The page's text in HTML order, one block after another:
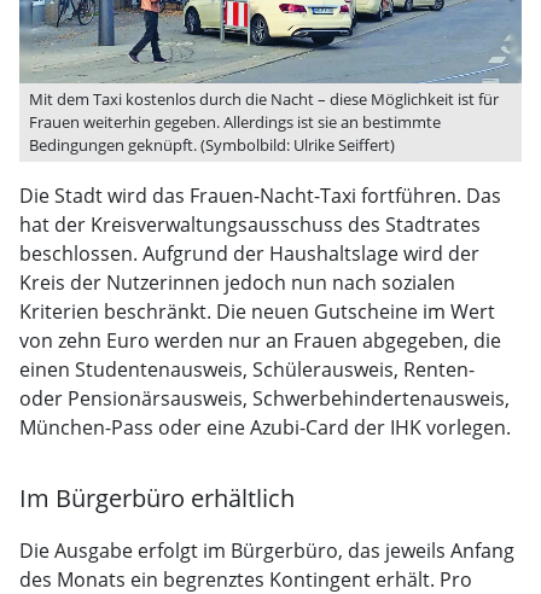
Mit dem Taxi kostenlos durch die Nacht – diese Möglichkeit ist für
Frauen weiterhin gegeben. Allerdings ist sie an bestimmte
Bedingungen geknüpft. (Symbolbild: Ulrike Seiffert)
Die Stadt wird das Frauen-Nacht-Taxi fortführen. Das
hat der Kreisverwaltungsausschuss des Stadtrates
beschlossen. Aufgrund der Haushaltslage wird der
Kreis der Nutzerinnen jedoch nun nach sozialen
Kriterien beschränkt. Die neuen Gutscheine im Wert
von zehn Euro werden nur an Frauen abgegeben, die
einen Studentenausweis, Schülerausweis, Renten-
oder Pensionärsausweis, Schwerbehindertenausweis,
München-Pass oder eine Azubi-Card der IHK vorlegen.
Im Bürgerbüro erhältlich
Die Ausgabe erfolgt im Bürgerbüro, das jeweils Anfang
des Monats ein begrenztes Kontingent erhält. Pro